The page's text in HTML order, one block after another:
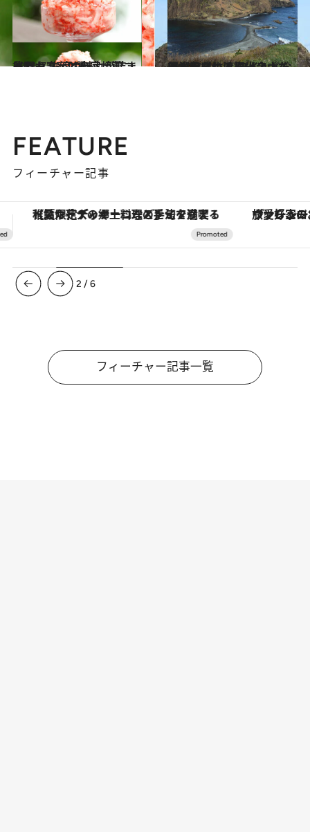
2021.7.15
農園カフェと自家焙煎コーヒー 佐渡の魅力が詰まったカフェ2選
旅＆お出かけ 2020.7.4
新潟県・佐渡島は金山だけじゃない！ ワイルドな日本海感じる観光スポット
旅＆お出かけ
FEATURE
フィーチャー記事
ヴァシュロン・コンスタンタン「オーヴァーシーズ・オートマティック」。旅愛好家のお気に入りコレクションから、ジェンダーレスな新作が登場
3 /6
フィーチャー記事一覧